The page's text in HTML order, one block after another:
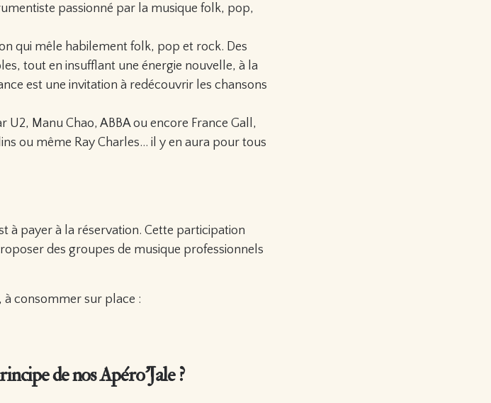
passionné par la musique folk, pop,
qui mêle habilement folk, pop et rock. Des
tout en insufflant une énergie nouvelle, à la
est une invitation à redécouvrir les chansons
U2, Manu Chao, ABBA ou encore France Gall,
ou même Ray Charles… il y en aura pour tous
à payer à la réservation. Cette participation
des groupes de musique professionnels
à consommer sur place :
de nos Apéro’Jale ?